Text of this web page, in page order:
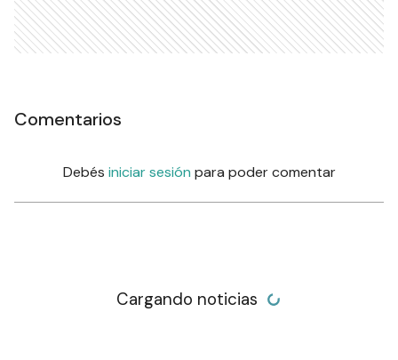
Comentarios
Debés iniciar sesión para poder comentar
Cargando noticias